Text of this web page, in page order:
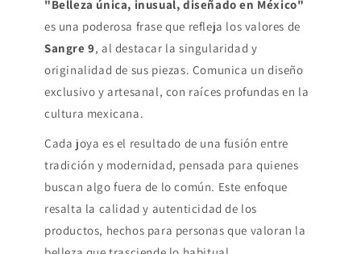
"Belleza única, inusual, diseñado en México"
es una poderosa frase que refleja los valores de
Sangre 9, al destacar la singularidad y
originalidad de sus piezas. Comunica un diseño
exclusivo y artesanal, con raíces profundas en la
cultura mexicana.
Cada joya es el resultado de una fusión entre
tradición y modernidad, pensada para quienes
buscan algo fuera de lo común. Este enfoque
resalta la calidad y autenticidad de los
productos, hechos para personas que valoran la